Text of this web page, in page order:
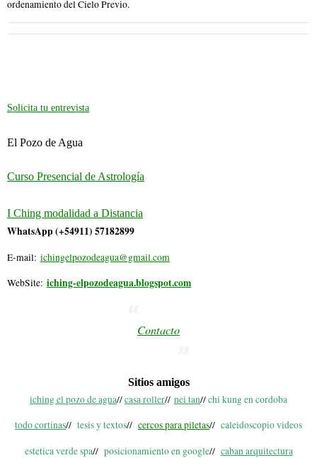
ordenamiento del Cielo Previo.
Solicita tu entrevista
El Pozo de Agua
Curso Presencial de Astrología
I Ching modalidad a Distancia
WhatsApp (+54911) 57182899
E-mail: ichingelpozodeagua@gmail.com
WebSite: iching-elpozodeagua.blogspot.com
Contacto
Sitios amigos
iching el pozo de agua//casa roller// nei tan//chi kung en cordoba
todo cortinas// tesis y textos// cercos para piletas// caleidoscopio videos
estetica verde spa// posicionamiento en google// caban arquitectura